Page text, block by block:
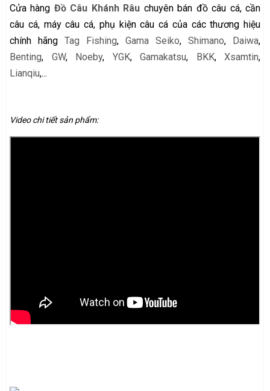
Cửa hàng Đồ Câu Khánh Râu chuyên bán đồ câu cá, cần
câu cá, máy câu cá, phụ kiện câu cá của các thương hiệu
chính hãng Tag Fishing, Gama Seiko, Shimano, Daiwa,
Benting, GW, Noeby, YGK, Gamakatsu, BKK, Xsamtin,
Lianqiu,...
Video chi tiết sản phẩm: